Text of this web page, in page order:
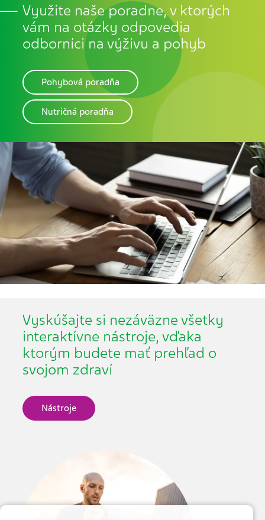
Využite naše poradne, v ktorých
vám na otázky odpovedia
odborníci na výživu a pohyb
Pohybová poradňa
Nutričná poradňa
Vyskúšajte si nezáväzne všetky
interaktívne nástroje, vďaka
ktorým budete mať prehľad o
svojom zdraví
Nástroje